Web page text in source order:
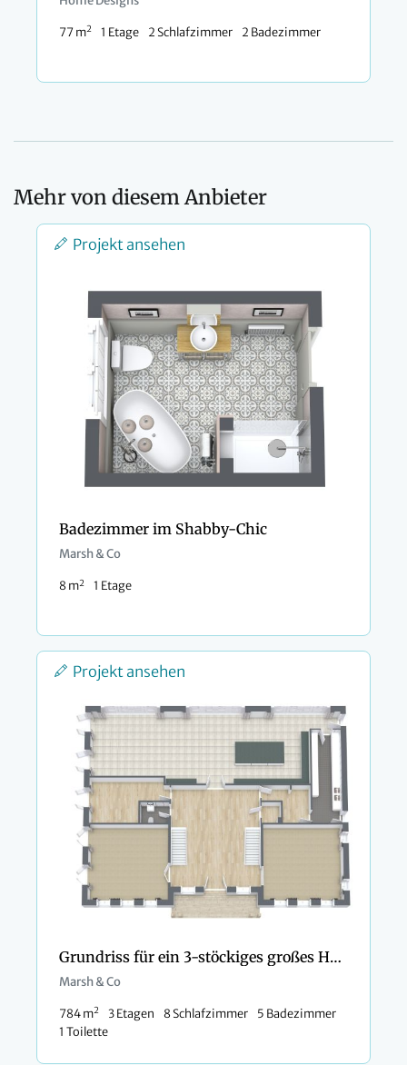
77 m2 1 Etage 2 Schlafzimmer 2 Badezimmer
Mehr von diesem Anbieter
Projekt ansehen
Badezimmer im Shabby-Chic
Marsh & Co
8 m2 1 Etage
Projekt ansehen
Grundriss für ein 3-stöckiges großes Haus mit 8 Schlafzimmern
Marsh & Co
784 m2 3 Etagen 8 Schlafzimmer
5 Badezimmer
1 Toilette